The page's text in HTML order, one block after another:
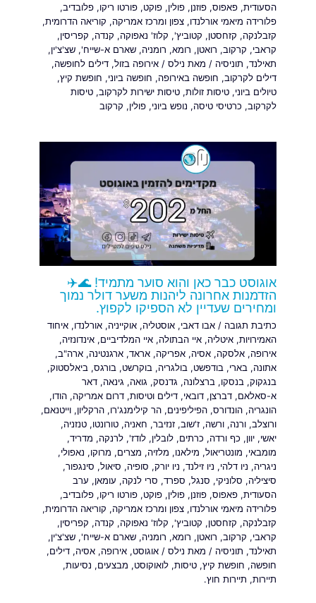
הסעודית,פאפוס,פוזנן,פולין,פוקט,פורטו ריקו,פלובדיב,
פלורידה מיאמי אורלנדו,צפון ומרכז אמריקה, קוריאה הדרומית,
קזבלנקה, קזחסטן, קטוביץ', קלוז' נאפוקה, קנדה, קפריסין,
קראבי, קרקוב, רואטן, רומא, רומניה,שארם א-שייח',שצ'צ'ין,
תאילנד, תוניסיה / מאת נילס/אירופה בזול,דילים לחופשה,
דילים לקרקוב, חופשה באירופה, חופשה ביוני, חופשת קיץ,
טיולים ביוני,טיסות זולות,טיסות ישירות לקרקוב,טיסות
לקרקוב, כרטיסי טיסה, נופש ביוני,פולין, קרקוב
אוגוסט כבר כאן והוא סוער מתמיד! 🌊✈️
הזדמנות אחרונה ליהנות משער דולר נמוך
ומחירים שעדיין לא הספיקו לקפוץ.
כתיבת תגובה /אבו דאבי,אוסטליה,אוקייניה,אורלנדו,איחוד
האמירויות,איטליה,איי הבתולה,איי המלדיביים,אינדונזיה,
אירופה,אלסקה,אסיה,אפריקה,אראד,ארגנטינה,ארה"ב,
אתונה, בארי, בודפשט, בולגריה, בוקרשט, בורגס, ביאלסטוק,
בנגקוק, בנסקו, ברצלונה, גדנסק, גואה, גינאה,דאר
א-סאלאם,דברצן,דובאי,דילים וטיסות,דרום אמריקה,הודו,
הונגריה,הונדורס,הפיליפינים,הר קילימנג'רו,הרקליון,וייטנאם,
ורוצלב,ורנה,ורשה,ז'שוב,זנזיבר, חאניה,טורונטו,טנזניה,
יאשי,יוון, כף ורדה, כרתים,לובלין,לודז',לרנקה, מדריד,
מומבאי, מונטריאול, מילאנו, מלזיה, מצרים, מרוקו, נאפולי,
ניגריה, ניו דלהי, ניו זילנד, ניו יורק, סופיה, סיאול, סינגפור,
סיציליה, סלוניקי, סנגל, ספרד, סרי לנקה, עומאן, ערב
הסעודית,פאפוס,פוזנן,פולין,פוקט,פורטו ריקו,פלובדיב,
פלורידה מיאמי אורלנדו,צפון ומרכז אמריקה, קוריאה הדרומית,
קזבלנקה, קזחסטן, קטוביץ', קלוז' נאפוקה, קנדה, קפריסין,
קראבי, קרקוב, רואטן, רומא, רומניה,שארם א-שייח',שצ'צ'ין,
תאילנד, תוניסיה / מאת נילס/אוגוסט,אירופה,אסיה,דילים,
חופשה, חופשת קיץ,טיסות,לואוקוסט, מבצעים, נסיעות,
תיירות, תיירות חוץ.